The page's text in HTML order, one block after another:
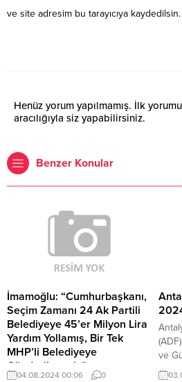
ve site adresim bu tarayıcıya kaydedilsin.
Henüz yorum yapılmamış. İlk
aracılığıyla siz yapabilirsiniz.
Benzer Konular
İmamoğlu: “Cumhurbaşkanı,
Seçim Zamanı 24 Ak Partili
Belediyeye 45’er Milyon Lira
Yardım Yollamış, Bir Tek
MHP’li Belediyeye
Gönderilmemiş”
04.08.2024 00:06 0
ve